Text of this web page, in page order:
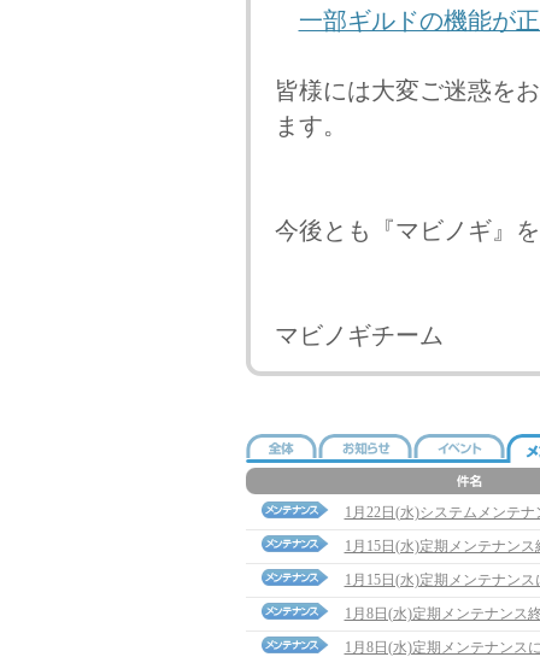
一部ギルドの機能が
皆様には大変ご迷惑を
ます。
今後とも『マビノギ』
マビノギチーム
1月22日(水)システムメンテ
1月15日(水)定期メンテナン
1月15日(水)定期メンテナンス
1月8日(水)定期メンテナンス
1月8日(水)定期メンテナンス